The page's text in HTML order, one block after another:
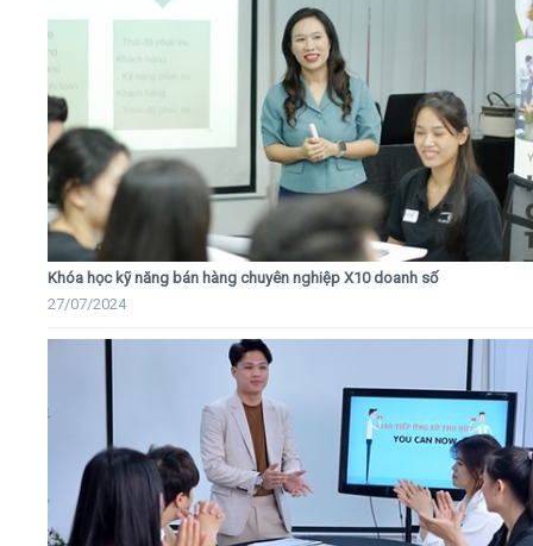
Khóa học kỹ năng bán hàng chuyên nghiệp X10 doanh số
27/07/2024